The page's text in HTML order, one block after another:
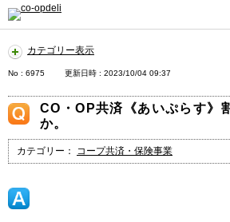
カテゴリー表示
No : 6975 更新日時 : 2023/10/04 09:37
CO・OP共済《あいぷらす》
か。
カテゴリー： コープ共済・保険事業